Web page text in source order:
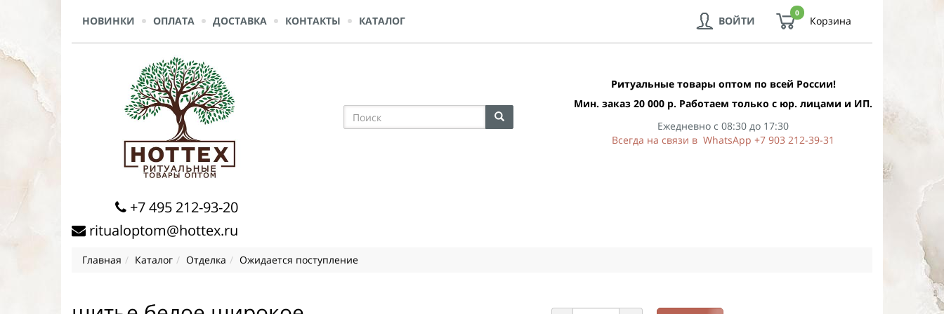
НОВИНКИ ОПЛАТА ДОСТАВКА КОНТАКТЫ КАТАЛОГ
0
Корзина
ВОЙТИ
Ритуальные товары оптом по всей России!
Мин. заказ 20 000 р. Работаем только с юр. лицами и ИП.
Ежедневно с 08:30 до 17:30
Всегда на связи в WhatsApp +7 903 212-39-31
+7 495 212-93-20
ritualoptom@hottex.ru
Главная Каталог Отделка Ожидается поступление